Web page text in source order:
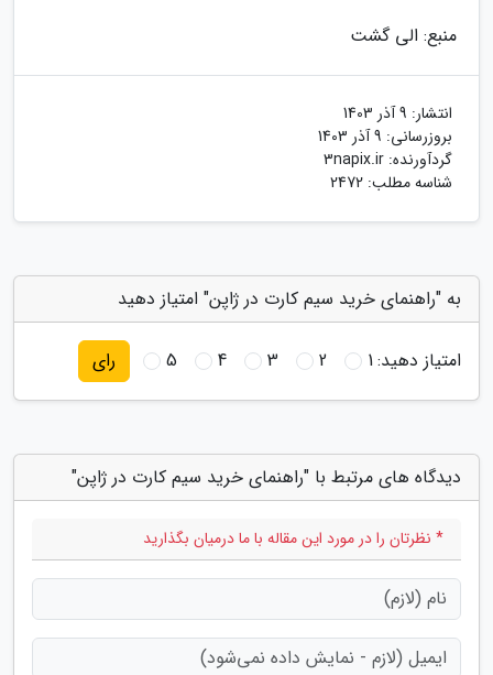
منبع: الی گشت
انتشار: 9 آذر 1403
بروزرسانی: 9 آذر 1403
گردآورنده: 3napix.ir
شناسه مطلب: 2472
به "راهنمای خرید سیم کارت در ژاپن" امتیاز دهید
امتیاز دهید:1
2
3
4
5 رای
دیدگاه های مرتبط با "راهنمای خرید سیم کارت در ژاپن"
* نظرتان را در مورد این مقاله با ما درمیان بگذارید